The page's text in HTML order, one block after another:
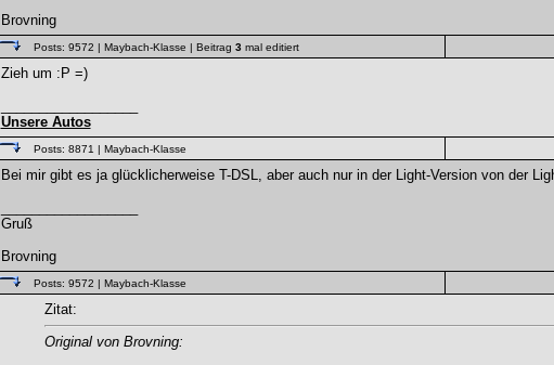
Brovning
Posts: 9572 | Maybach-Klasse | Beitrag 3mal editiert
Zieh um :P =)
Unsere Autos
Posts: 8871 | Maybach-Klasse
Bei mir gibt es ja glücklicherweise T-DSL, aber auch nur in der Light-Version von der
Gruß
Brovning
Posts: 9572 | Maybach-Klasse
Zitat:
Original von Brovning: